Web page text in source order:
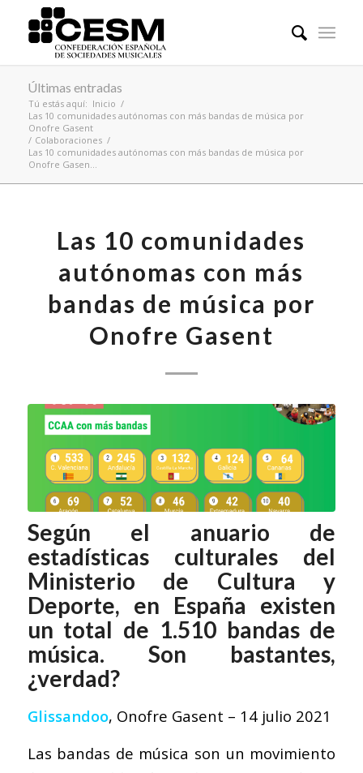
Últimas entradas
Tú estás aquí: Inicio /
Las 10 comunidades autónomas con más bandas de música por
Onofre Gasent
/ Colaboraciones /
Las 10 comunidades autónomas con más bandas de música por
Onofre Gasen...
Las 10 comunidades
autónomas con más
bandas de música por
Onofre Gasent
Según el anuario de
estadísticas culturales del
Ministerio de Cultura y
Deporte, en España existen
un total de 1.510bandas de
música. Son bastantes,
¿verdad?
Glissandoo, Onofre Gasent – 14 julio 2021
Las bandas de música son un movimiento